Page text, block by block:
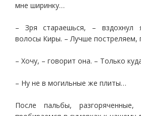
мне ширинку…
– Зря стараешься, – вздохнул
волосы Киры. – Лучше постреляем,
– Хочу, – говорит она. – Только
– Ну не в могильные же плиты…
После пальбы,